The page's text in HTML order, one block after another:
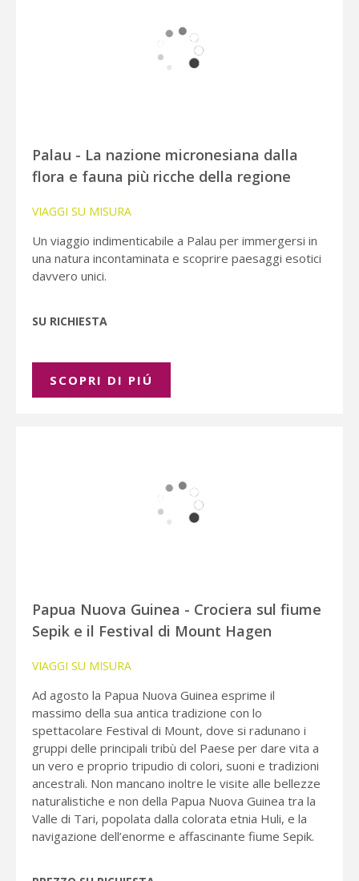
Palau - La nazione micronesiana dalla
flora e fauna più ricche della regione
VIAGGI SU MISURA
Un viaggio indimenticabile a Palau per immergersi in
una natura incontaminata e scoprire paesaggi esotici
davvero unici.
SU RICHIESTA
SCOPRI DI PIÚ
Papua Nuova Guinea - Crociera sul fiume
Sepik e il Festival di Mount Hagen
VIAGGI SU MISURA
Ad agosto la Papua Nuova Guinea esprime il
massimo della sua antica tradizione con lo
spettacolare Festival di Mount, dove si radunano i
gruppi delle principali tribù del Paese per dare vita a
un vero e proprio tripudio di colori, suoni e tradizioni
ancestrali. Non mancano inoltre le visite alle bellezze
naturalistiche e non della Papua Nuova Guinea tra la
Valle di Tari, popolata dalla colorata etnia Huli, e la
navigazione dell’enorme e affascinante fiume Sepik.